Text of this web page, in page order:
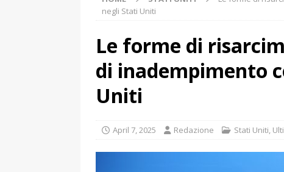
negli Stati Uniti
Le forme di
di inadempimento
Uniti
April 7, 2025 Redazione Stati Uniti,